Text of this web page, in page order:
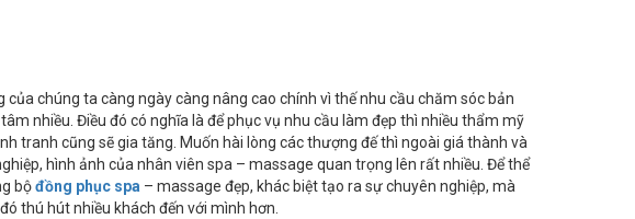
chúng ta càng ngày càng nâng cao chính vì thế nhu cầu chăm sóc bản
nhiều. Điều đó có nghĩa là để phục vụ nhu cầu làm đẹp thì nhiều thẩm mỹ
tranh cũng sẽ gia tăng. Muốn hài lòng các thượng đế thì ngoài giá thành và
hình ảnh của nhân viên spa – massage quan trọng lên rất nhiều. Để thể
bộđồng phục spa – massage đẹp, khác biệt tạo ra sự chuyên nghiệp, mà
thú hút nhiều khách đến với mình hơn.